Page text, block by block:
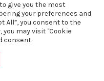
worden alle
pas op woensdag
give you the most
your preferences and
All”, you consent to the
you may visit "Cookie
consent.